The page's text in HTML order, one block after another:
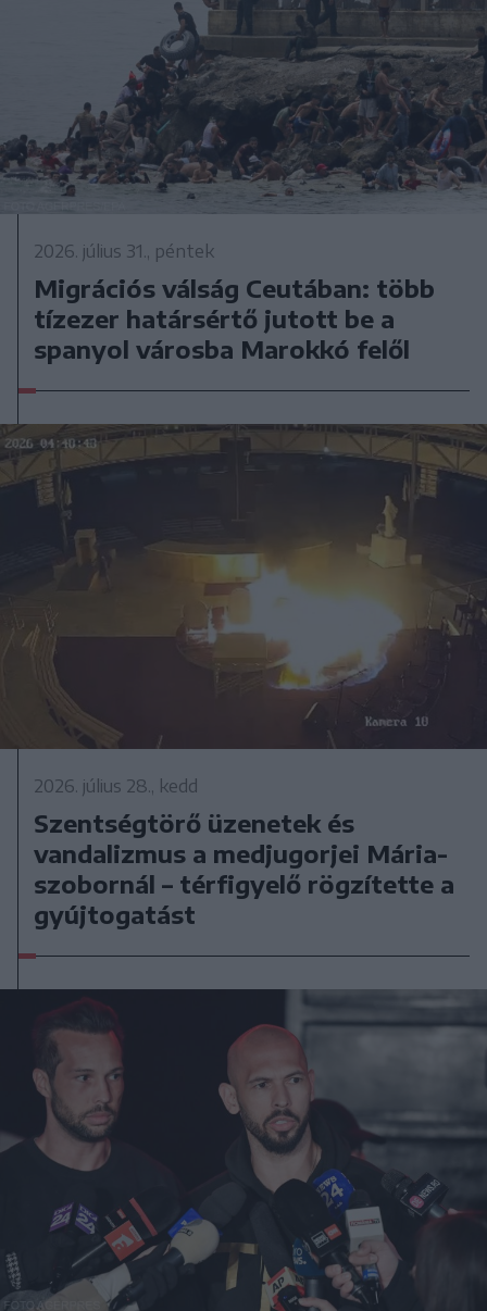
2026. július 31., péntek
Migrációs válság Ceutában: több
tízezer határsértő jutott be a
spanyol városba Marokkó felől
2026. július 28., kedd
Szentségtörő üzenetek és
vandalizmus a medjugorjei Mária-
szobornál – térfigyelő rögzítette a
gyújtogatást